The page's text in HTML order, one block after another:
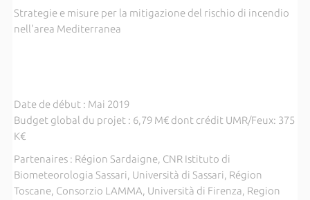
Strategie e misure per la mitigazione del rischio di incendio
nell'area Mediterranea
Date de début : Mai 2019
Budget global du projet : 6,79 M€ dont crédit UMR/Feux: 375
K€
Partenaires : Région Sardaigne, CNR Istituto di
Biometeorologia Sassari, Università di Sassari, Région
Toscane, Consorzio LAMMA, Università di Firenza, Region